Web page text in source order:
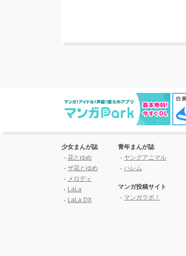
少女まんが誌
花とゆめ
ザ花とゆめ
メロディ
LaLa
LaLa DX
青年まんが誌
ヤングアニマル
ハレム
マンガ投稿サイト
マンガラボ！